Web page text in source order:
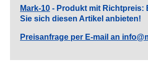
Mark-10 - Produkt mit Richtpreis:
Sie sich diesen Artikel anbieten!
Preisanfrage per E-mail an